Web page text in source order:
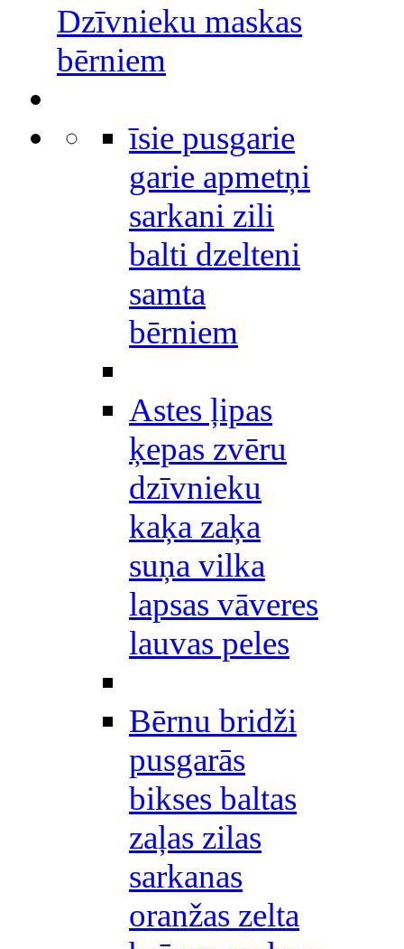
Dzīvnieku maskas
bērniem
īsie pusgarie
garie apmetņi
sarkani zili
balti dzelteni
samta
bērniem
Astes ļipas
ķepas zvēru
dzīvnieku
kaķa zaķa
suņa vilka
lapsas vāveres
lauvas peles
Bērnu bridži
pusgarās
bikses baltas
zaļas zilas
sarkanas
oranžas zelta